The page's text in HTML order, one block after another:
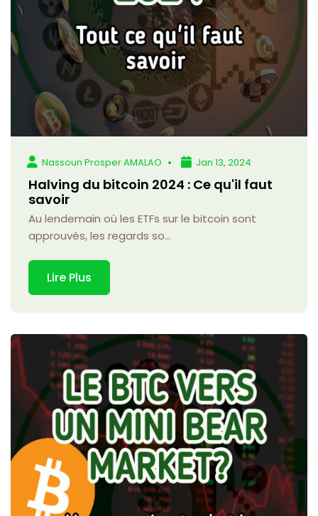
Nassoun Prosper AMALAO Jan 13, 2024
Halving du bitcoin 2024 : Ce qu'il faut
savoir
Au lendemain où les ETFs sur le bitcoin sont
approuvés, les regards so...
Lire Plus